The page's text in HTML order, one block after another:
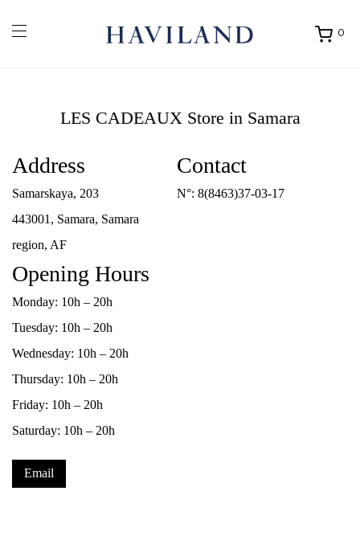
0
Ouvrir
LES CADEAUX Store in Samara
Address
Samarskaya, 203
443001, Samara, Samara
region, AF
Contact
N°: 8(8463)37-03-17
Opening Hours
Monday: 10h – 20h
Tuesday: 10h – 20h
Wednesday: 10h – 20h
Thursday: 10h – 20h
Friday: 10h – 20h
Saturday: 10h – 20h
Email